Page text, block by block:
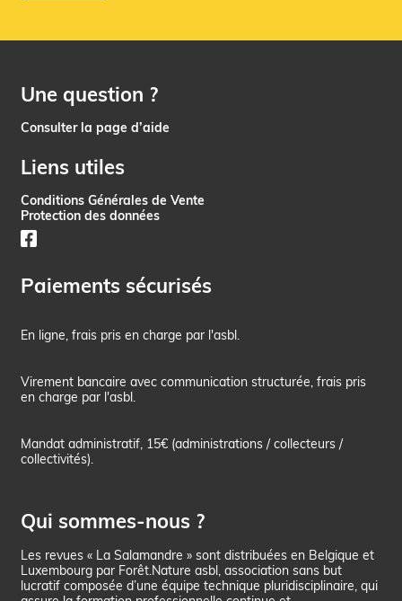
Une question ?
Consulter la page d’aide
Liens utiles
Conditions Générales de Vente
Protection des données
Paiements sécurisés
En ligne, frais pris en charge par l'asbl.
Virement bancaire avec communication structurée, frais pris
en charge par l'asbl.
Mandat administratif, 15€ (administrations / collecteurs /
collectivités).
Qui sommes-nous ?
Les revues « La Salamandre » sont distribuées en Belgique et
Luxembourg par Forêt.Nature asbl, association sans but
lucratif composée d’une équipe technique pluridisciplinaire, qui